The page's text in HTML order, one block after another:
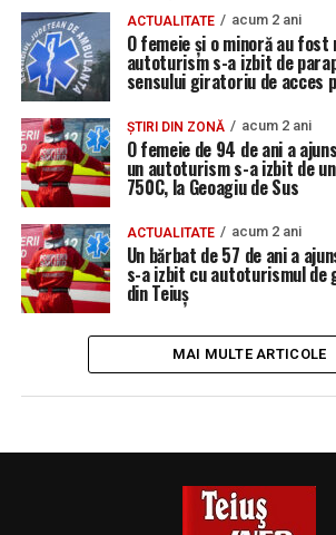
ACTUALITATE acum 2 ani
O femeie și o minoră au fost
autoturism s-a izbit de
sensului giratoriu de acces
ȘTIRI DIN ZONĂ acum 2 ani
O femeie de 94 de ani a
un autoturism s-a izbit de un
750C, la Geoagiu de Sus
ACTUALITATE acum 2 ani
Un bărbat de 57 de ani a
s-a izbit cu autoturismul de
din Teiuș
MAI MULTE ARTICOLE